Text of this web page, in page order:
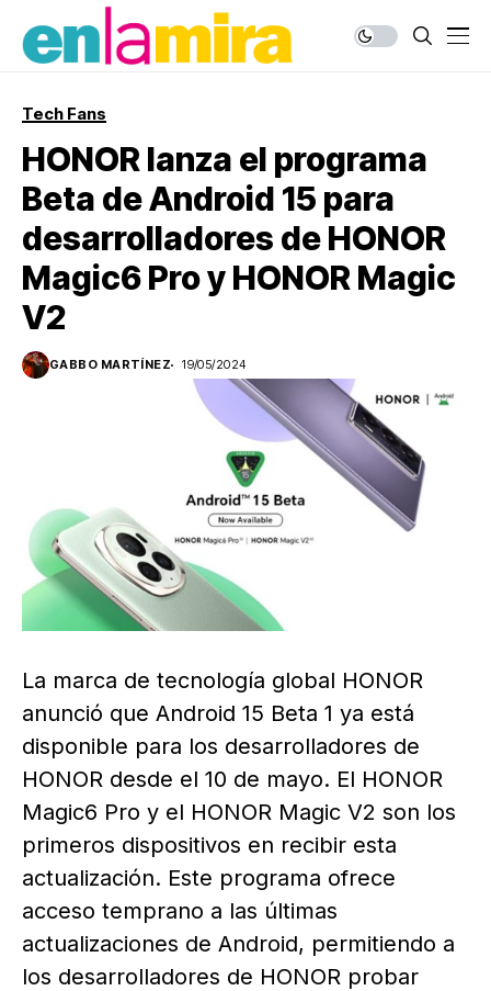
Tech Fans
HONOR lanza el programa
Beta de Android 15 para
desarrolladores de HONOR
Magic6 Pro y HONOR Magic
V2
GABBO MARTÍNEZ 19/05/2024
La marca de tecnología global HONOR
anunció que Android 15 Beta 1 ya está
disponible para los desarrolladores de
HONOR desde el 10 de mayo. El HONOR
Magic6 Pro y el HONOR Magic V2 son los
primeros dispositivos en recibir esta
actualización. Este programa ofrece
acceso temprano a las últimas
actualizaciones de Android, permitiendo a
los desarrolladores de HONOR probar